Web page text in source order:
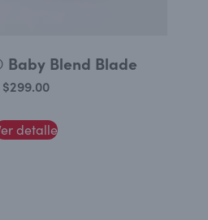
Blend Blade
$299.00
detalle